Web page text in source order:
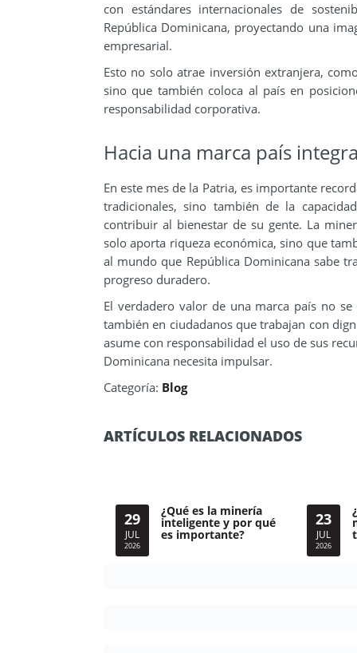
con estándares internacionales de
República Dominicana, proyectando una
empresarial.
Esto no solo atrae inversión extranjera,
sino que también coloca al país en
responsabilidad corporativa.
Hacia una marca país
En este mes de la Patria, es importante
tradicionales, sino también de la
contribuir al bienestar de su gente. La
solo aporta riqueza económica, sino que
al mundo que República Dominicana sabe
progreso duradero.
El verdadero valor de una marca país no
también en ciudadanos que trabajan con
asume con responsabilidad el uso de sus
Dominicana necesita impulsar.
Categoría: Blog
ARTÍCULOS RELACIONADOS
29
JUL
2026
¿Qué es la minería
inteligente y por qué
es importante?
23
JUL
2026